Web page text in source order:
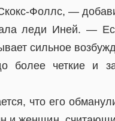
Фоллс, —
леди Иней. —
сильное
более четкие и
что его